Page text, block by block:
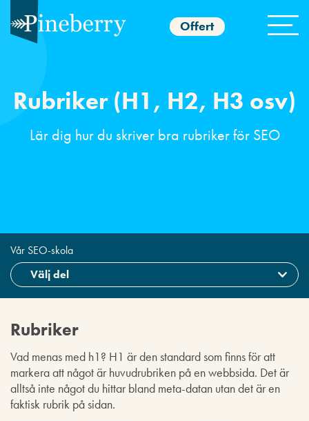
Offert
Rubriker (H1, H2, H3 osv)
Lär dig hur du skriver bra rubriker för SEO
Vår SEO-skola
Rubriker
Vad menas med h1? H1 är den standard som finns för att
markera att något är huvudrubriken på en webbsida. Det är
alltså inte något du hittar bland meta-datan utan det är en
faktisk rubrik på sidan.